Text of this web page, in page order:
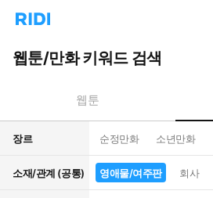
리
홈
으
턴
트
웹툰/만화 키워드 검색
웹툰
장르 순정만화 소년만화
소재/관계 (공통) 영애물/여주판 회사